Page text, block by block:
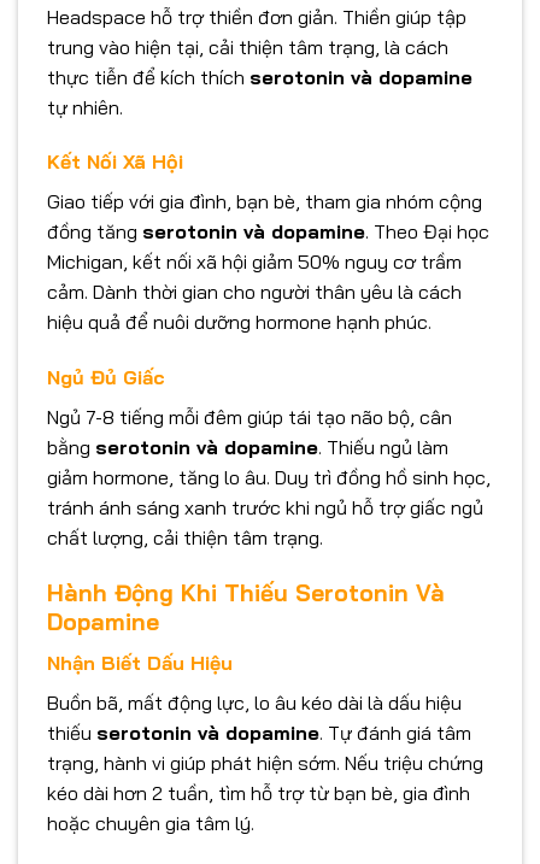
Headspace hỗ trợ thiền đơn giản. Thiền giúp tập
trung vào hiện tại, cải thiện tâm trạng, là cách
thực tiễn để kích thích serotonin và dopamine
tự nhiên.
Kết Nối Xã Hội
Giao tiếp với gia đình, bạn bè, tham gia nhóm cộng
đồng tăng serotonin và dopamine. Theo Đại học
Michigan, kết nối xã hội giảm 50% nguy cơ trầm
cảm. Dành thời gian cho người thân yêu là cách
hiệu quả để nuôi dưỡng hormone hạnh phúc.
Ngủ Đủ Giấc
Ngủ 7-8 tiếng mỗi đêm giúp tái tạo não bộ, cân
bằng serotonin và dopamine. Thiếu ngủ làm
giảm hormone, tăng lo âu. Duy trì đồng hồ sinh học,
tránh ánh sáng xanh trước khi ngủ hỗ trợ giấc ngủ
chất lượng, cải thiện tâm trạng.
Hành Động Khi Thiếu Serotonin Và
Dopamine
Nhận Biết Dấu Hiệu
Buồn bã, mất động lực, lo âu kéo dài là dấu hiệu
thiếu serotonin và dopamine. Tự đánh giá tâm
trạng, hành vi giúp phát hiện sớm. Nếu triệu chứng
kéo dài hơn 2 tuần, tìm hỗ trợ từ bạn bè, gia đình
hoặc chuyên gia tâm lý.